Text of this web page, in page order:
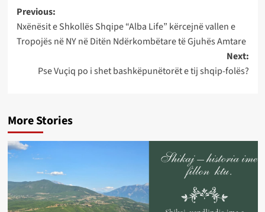
Post
navigation
Previous:
Nxënësit e Shkollës Shqipe “Alba Life” kërcejnë vallen e
Tropojës në NY në Ditën Ndërkombëtare të Gjuhës Amtare
Next:
Pse Vuçiq po i shet bashkëpunëtorët e tij shqip-folës?
More Stories